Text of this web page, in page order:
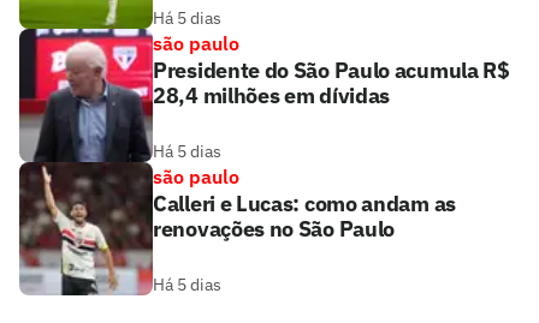
Há 5 dias
são paulo
Presidente do São Paulo acumula R$
28,4 milhões em dívidas
Há 5 dias
são paulo
Calleri e Lucas: como andam as
renovações no São Paulo
Há 5 dias